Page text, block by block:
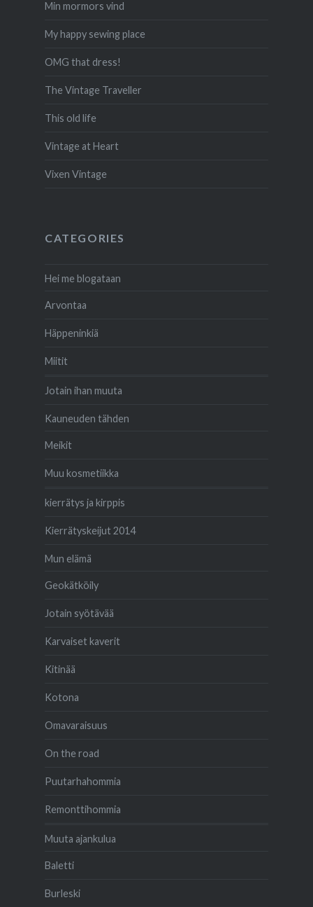
Min mormors vind
My happy sewing place
OMG that dress!
The Vintage Traveller
This old life
Vintage at Heart
Vixen Vintage
CATEGORIES
Hei me blogataan
Arvontaa
Häppeninkiä
Miitit
Jotain ihan muuta
Kauneuden tähden
Meikit
Muu kosmetiikka
kierrätys ja kirppis
Kierrätyskeijut 2014
Mun elämä
Geokätköily
Jotain syötävää
Karvaiset kaverit
Kitinää
Kotona
Omavaraisuus
On the road
Puutarhahommia
Remonttihommia
Muuta ajankulua
Baletti
Burleski